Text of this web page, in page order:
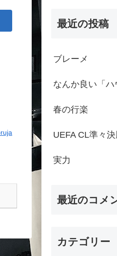
最近の投稿
ブレーメ
なんか良い「ハ
春の行楽
UEFA CL準々
実力
最近のコメ
カテゴリー